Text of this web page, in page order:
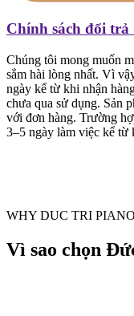
Chính sách đổi
Chúng tôi mong muốn
sắm hài lòng nhất. Vì
ngày kể từ khi nhận
chưa qua sử dụng. Sản
với đơn hàng. Trường
3–5 ngày làm việc kể từ
WHY DUC TRI
Vì sao chọn